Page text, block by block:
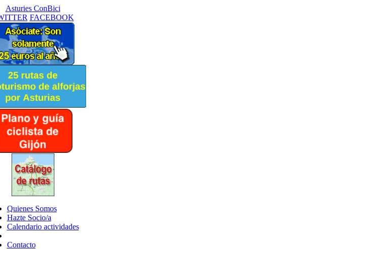
Asturies ConBici
FACEBOOK
Quienes Somos
Hazte Socio/a
Calendario actividades
Contacto